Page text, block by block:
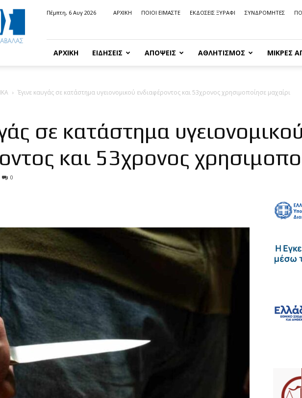
Πέμπτη, 6 Αυγ 2026 ΑΡΧΙΚΗ ΠΟΙΟΙ ΕΙΜΑΣΤΕ ΕΚΔΟΣΕΙΣ ΞΥΡΑΦΙ ΣΥΝΔΡΟΜΗΤΕΣ
ΑΡΧΙΚΗ ΕΙΔΗΣΕΙΣ ΑΠΟΨΕΙΣ ΑΘΛΗΤΙΣΜΟΣ ΜΙΚΡΈΣ
Έγινε καυγάς σε κατάστημα υγειονομικού ενδιαφέροντος και 53χρονος χρησιμοποίησε μαχαίρι
σε κατάστημα υγειονομικού
και 53χρονος
0